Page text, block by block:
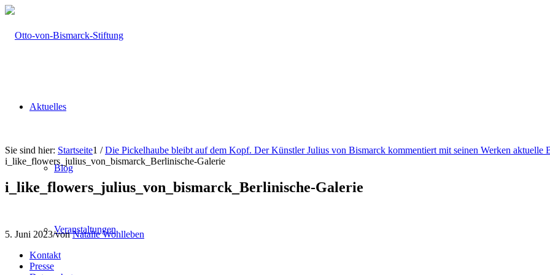
Aktuelles
Blog
Veranstaltungen
Sie sind hier: Startseite1 / Die Pickelhaube bleibt auf dem Kopf. Der Künstler Julius von Bismarck kommentiert mit seinen Werken aktuelle
i_like_flowers_julius_von_bismarck_Berlinische-Galerie
i_like_flowers_julius_von_bismarck_Berlinische-Galerie
5. Juni 2023/vonNatalie Wohlleben
Kontakt
Presse